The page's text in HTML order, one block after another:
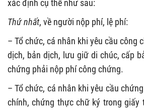
xác định cụ thể như sau:
Thứ nhất, về người nộp phí, lệ phí:
– Tổ chức, cá nhân khi yêu cầu công
dịch, bản dịch, lưu giữ di chúc, cấp
chứng phải nộp phí công chứng.
– Tổ chức, cá nhân khi yêu cầu
chính, chứng thực chữ ký trong giấy